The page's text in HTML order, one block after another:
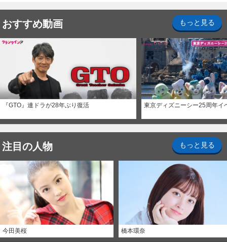
おすすめ動画 もっと見る
『GTO』連ドラが28年ぶり復活 東京ディズニーシー25周年イ
注目の人物 もっと見る
今田美桜 橋本環奈